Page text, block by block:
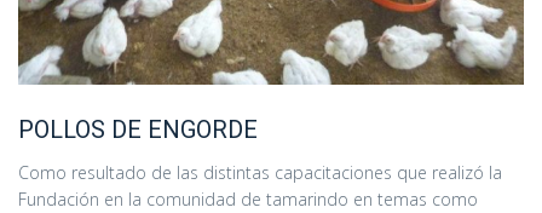
POLLOS DE ENGORDE
Como resultado de las distintas capacitaciones que realizó la
Fundación en la comunidad de tamarindo en temas como